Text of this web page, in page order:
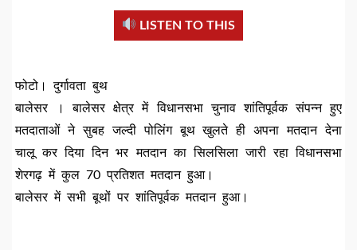
LISTEN TO THIS
फोटो। दुर्गावता बुथ
बालेसर । बालेसर क्षेत्र में विधानसभा चुनाव शांतिपूर्वक संपन्न हुए
मतदाताओं ने सुबह जल्दी पोलिंग बूथ खुलते ही अपना मतदान देना
चालू कर दिया दिन भर मतदान का सिलसिला जारी रहा विधानसभा
शेरगढ़ में कुल 70 प्रतिशत मतदान हुआ।
बालेसर में सभी बूथों पर शांतिपूर्वक मतदान हुआ।